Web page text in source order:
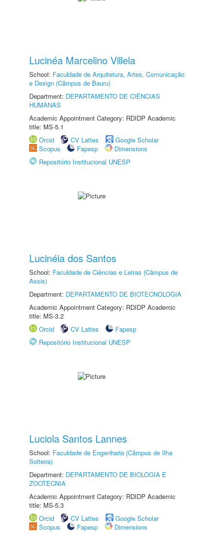
Lucinéa Marcelino Villela
School: Faculdade de Arquitetura, Artes, Comunicação
e Design (Câmpus de Bauru)
Department: DEPARTAMENTO DE CIÊNCIAS
HUMANAS
Academic Appointment Category: RDIDP Academic
title: MS-5.1
Orcid
CV Lattes
Google Scholar
Scopus
Fapesp
Dimensions
Repositório Institucional UNESP
Lucinéia dos Santos
School: Faculdade de Ciências e Letras (Câmpus de
Assis)
Department: DEPARTAMENTO DE BIOTECNOLOGIA
Academic Appointment Category: RDIDP Academic
title: MS-3.2
Orcid
CV Lattes
Fapesp
Repositório Institucional UNESP
Luciola Santos Lannes
School: Faculdade de Engenharia (Câmpus de Ilha
Solteira)
Department: DEPARTAMENTO DE BIOLOGIA E
ZOOTECNIA
Academic Appointment Category: RDIDP Academic
title: MS-5.3
Orcid
CV Lattes
Google Scholar
Scopus
Fapesp
Dimensions